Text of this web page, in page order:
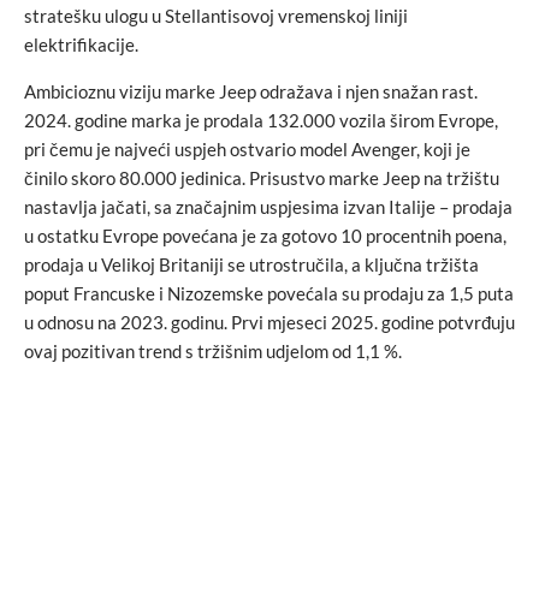
stratešku ulogu u Stellantisovoj vremenskoj liniji
elektrifikacije.
Ambicioznu viziju marke Jeep odražava i njen snažan rast.
2024. godine marka je prodala 132.000 vozila širom Evrope,
pri čemu je najveći uspjeh ostvario model Avenger, koji je
činilo skoro 80.000 jedinica. Prisustvo marke Jeep na tržištu
nastavlja jačati, sa značajnim uspjesima izvan Italije – prodaja
u ostatku Evrope povećana je za gotovo 10 procentnih poena,
prodaja u Velikoj Britaniji se utrostručila, a ključna tržišta
poput Francuske i Nizozemske povećala su prodaju za 1,5 puta
u odnosu na 2023. godinu. Prvi mjeseci 2025. godine potvrđuju
ovaj pozitivan trend s tržišnim udjelom od 1,1 %.